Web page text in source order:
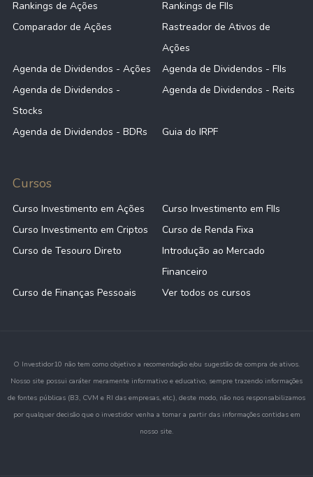
Rankings de Ações
Rankings de FIIs
Comparador de Ações
Rastreador de Ativos de
Ações
Agenda de Dividendos - Ações
Agenda de Dividendos - FIIs
Agenda de Dividendos -
Stocks
Agenda de Dividendos - Reits
Agenda de Dividendos - BDRs Guia do IRPF
Cursos
Curso Investimento em Ações
Curso Investimento em FIIs
Curso Investimento em Criptos
Curso de Renda Fixa
Curso de Tesouro Direto
Introdução ao Mercado
Financeiro
Curso de Finanças Pessoais
Ver todos os cursos
O Investidor10 não tem como objetivo a recomendação e/ou sugestão de compra de ativos.
Nosso site possui caráter meramente informativo e educativo, sempre trazendo informações
de fontes públicas (B3, CVM e RI das empresas, etc.), deste modo, não nos responsabilizamos
por qualquer decisão que o investidor venha a tomar a partir das informações contidas em
nosso site.